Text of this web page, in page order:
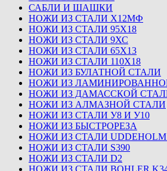
САБЛИ И ШАШКИ
НОЖИ ИЗ СТАЛИ Х12МФ
НОЖИ ИЗ СТАЛИ 95Х18
НОЖИ ИЗ СТАЛИ 9ХС
НОЖИ ИЗ СТАЛИ 65Х13
НОЖИ ИЗ СТАЛИ 110Х18
НОЖИ ИЗ БУЛАТНОЙ СТАЛИ
НОЖИ ИЗ
НОЖИ ИЗ ДАМАССКОЙ
НОЖИ ИЗ АЛМАЗНОЙ СТАЛИ
НОЖИ ИЗ СТАЛИ У8 И У10
НОЖИ ИЗ БЫСТРОРЕЗА
НОЖИ ИЗ СТАЛИ UDDEHOLM
НОЖИ ИЗ СТАЛИ S390
НОЖИ ИЗ СТАЛИ D2
НОЖИ ИЗ СТАЛИ BOHLER